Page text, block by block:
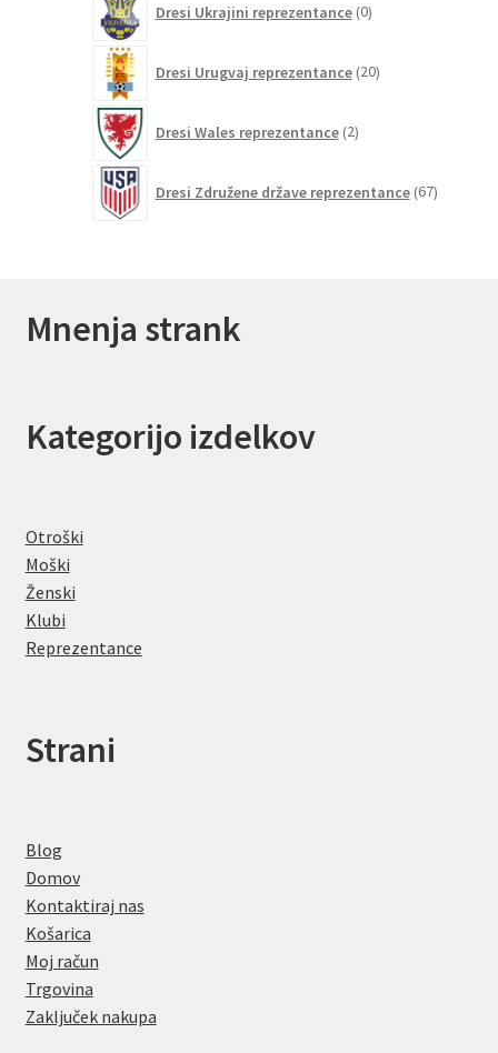
Dresi Ukrajini reprezentance 0izdelkov
Dresi Urugvaj reprezentance 20izdelkov
Dresi Wales reprezentance 2izdelka
Dresi Združene države reprezentance 67izdelkov
Mnenja strank
Kategorijo izdelkov
Otroški
Moški
Ženski
Klubi
Reprezentance
Strani
Blog
Domov
Kontaktiraj nas
Košarica
Moj račun
Trgovina
Zaključek nakupa